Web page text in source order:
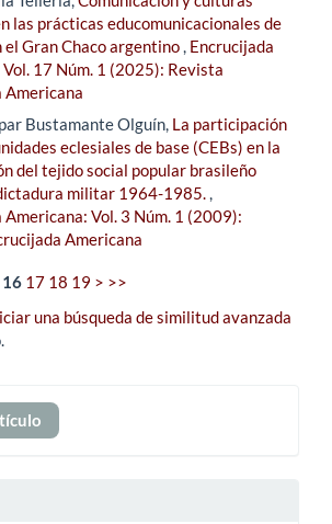
las prácticas educomunicacionales de
el Gran Chaco argentino, Encrucijada
17 Núm. 1 (2025): Revista
Americana
Bustamante Olguín, La participación
eclesiales de base (CEBs) en la
del tejido social popular brasileño
militar 1964-1985.,
Americana: Vol. 3 Núm. 1 (2009):
Americana
16 17 18 19 > >>
una búsqueda de similitud avanzada